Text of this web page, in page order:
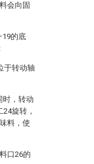
会向固
19的底
于转动轴
时，转动
旋转，
料，使
口26的